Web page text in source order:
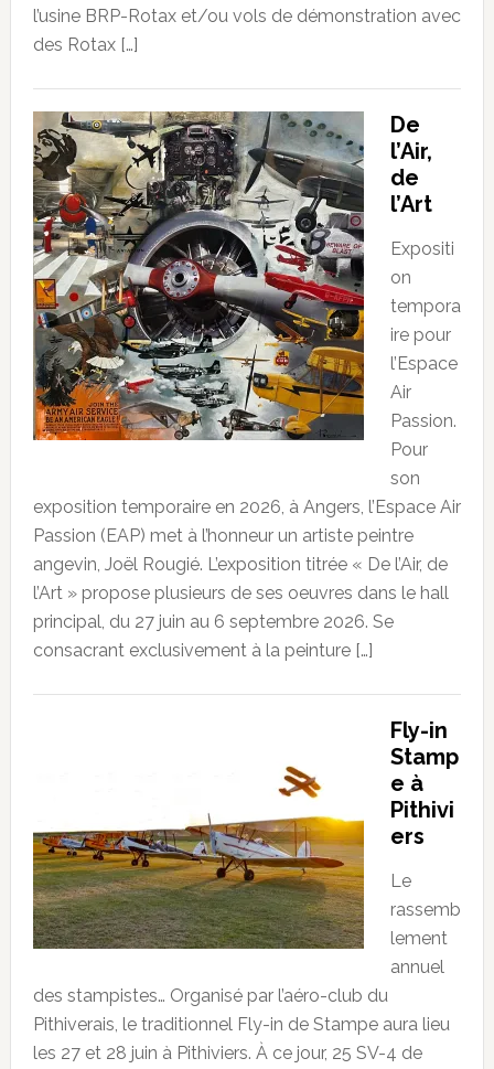
l’usine BRP-Rotax et/ou vols de démonstration avec
des Rotax […]
De
l’Air,
de
l’Art
Expositi
on
tempora
ire pour
l’Espace
Air
Passion.
Pour
son
exposition temporaire en 2026, à Angers, l’Espace Air
Passion (EAP) met à l’honneur un artiste peintre
angevin, Joël Rougié. L’exposition titrée « De l’Air, de
l’Art » propose plusieurs de ses oeuvres dans le hall
principal, du 27 juin au 6 septembre 2026. Se
consacrant exclusivement à la peinture […]
Fly-in
Stamp
e à
Pithivi
ers
Le
rassemb
lement
annuel
des stampistes… Organisé par l’aéro-club du
Pithiverais, le traditionnel Fly-in de Stampe aura lieu
les 27 et 28 juin à Pithiviers. À ce jour, 25 SV-4 de